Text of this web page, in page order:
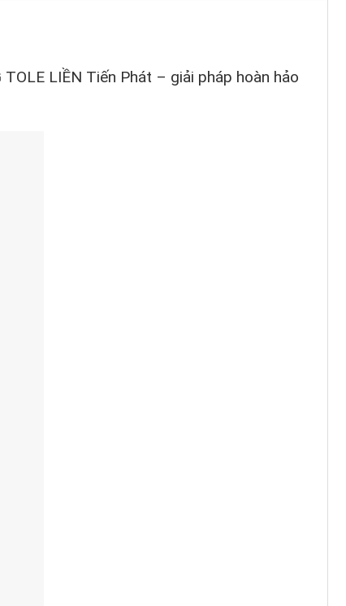
LIỀN Tiến Phát – giải pháp hoàn hảo